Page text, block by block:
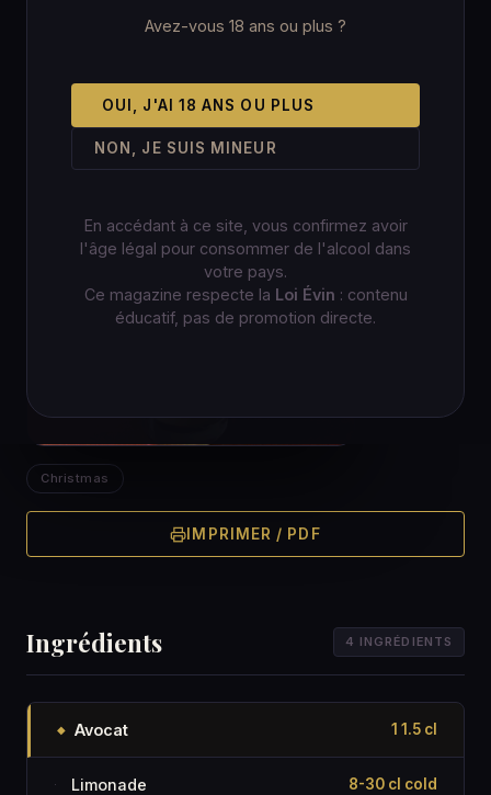
Avez-vous 18 ans ou plus ?
OUI, J'AI 18 ANS OU PLUS
NON, JE SUIS MINEUR
En accédant à ce site, vous confirmez avoir
l'âge légal pour consommer de l'alcool dans
votre pays.
Ce magazine respecte la Loi Évin : contenu
éducatif, pas de promotion directe.
Christmas
IMPRIMER / PDF
Ingrédients 4 INGRÉDIENTS
◆ Avocat 1 1.5 cl
· Limonade 8-30 cl cold